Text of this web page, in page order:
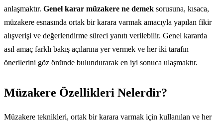
anlaşmaktır. Genel karar müzakere ne demek sorusuna, kısaca,
müzakere esnasında ortak bir karara varmak amacıyla yapılan fikir
alışverişi ve değerlendirme süreci yanıtı verilebilir. Genel kararda
asıl amaç farklı bakış açılarına yer vermek ve her iki tarafın
önerilerini göz önünde bulundurarak en iyi sonuca ulaşmaktır.
Müzakere Özellikleri Nelerdir?
Müzakere teknikleri, ortak bir karara varmak için kullanılan ve her